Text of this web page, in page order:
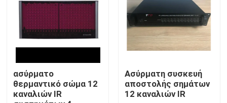
Προϊόντα
Βίντεο
Περίπου εμείς
ασύρματο
θερμαντικό σώμα 12
καναλιών IR
Ασύρματη συσκευή
αποστολής σημάτων
12 καναλιών IR